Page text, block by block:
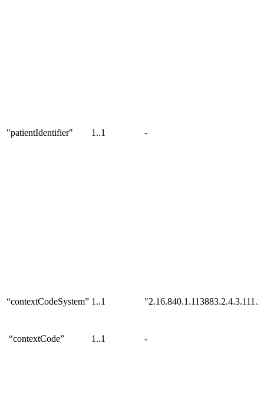
"patientIdentifier" 1..1 -
“contextCodeSystem” 1..1
“contextCode” 1..1 -